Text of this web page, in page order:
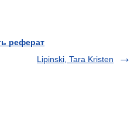
реферат
Lipinski, Tara Kristen